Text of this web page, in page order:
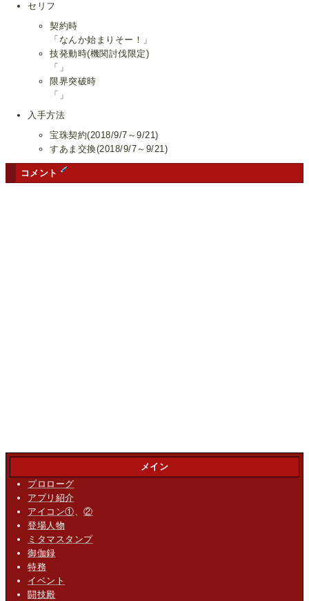
セリフ
契約時
「なんか始まりそー！」
技発動時(機関討伐限定)
「」
限界突破時
「」
入手方法
宝珠契約(2018/9/7～9/21)
すあま交換(2018/9/7～9/21)
コメント
メイン
プロローグ
アプリ紹介
アイコン① 、②
登場人物
ミタマスタンプ
御伽録
特務
イベント
闘技殿